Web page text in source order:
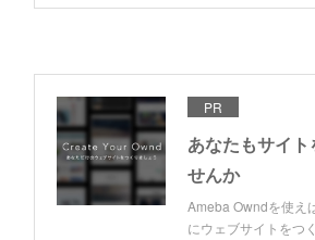
PR
あなたもサイ
せんか
Ameba Owndを使え
にウェブサイトをつ